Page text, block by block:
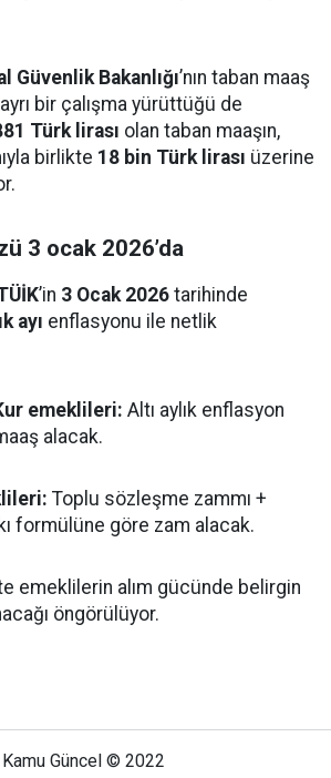
Güvenlik Bakanlığı’nın taban maaş
bir çalışma yürüttüğü de
Türk lirası olan taban maaşın,
birlikte 18 bin Türk lirası üzerine
3 ocak 2026’da
’in 3 Ocak 2026 tarihinde
ayı enflasyonu ile netlik
emeklileri: Altı aylık enflasyon
alacak.
Toplu sözleşme zammı +
formülüne göre zam alacak.
emeklilerin alım gücünde belirgin
öngörülüyor.
Kamu Güncel © 2022